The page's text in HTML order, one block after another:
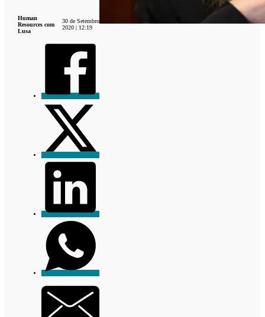
Human
Resources com
Lusa
30 de Setembro
2020 | 12:19